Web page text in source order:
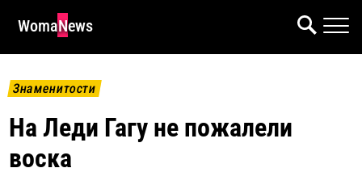
WomaNews
Знаменитости
На Леди Гагу не пожалели
воска